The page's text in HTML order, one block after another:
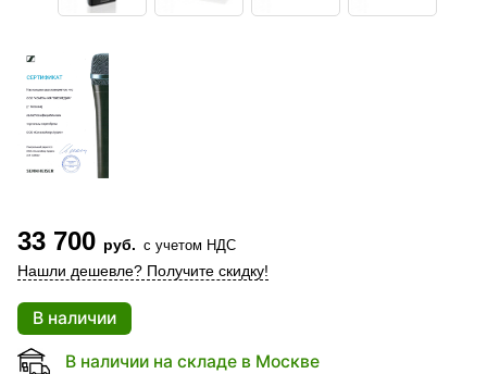
33 700 руб. с учетом НДС
Нашли дешевле? Получите скидку!
В наличии
В наличии на складе в Москве